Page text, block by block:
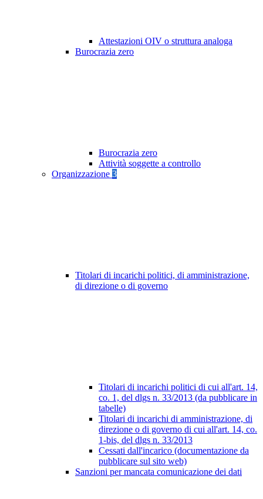
Attestazioni OIV o struttura analoga
Burocrazia zero
Burocrazia zero
Attività soggette a controllo
Organizzazione 3
Titolari di incarichi politici, di amministrazione,
di direzione o di governo
Titolari di incarichi politici di cui all'art. 14,
co. 1, del dlgs n. 33/2013 (da pubblicare in
tabelle)
Titolari di incarichi di amministrazione, di
direzione o di governo di cui all'art. 14, co.
1-bis, del dlgs n. 33/2013
Cessati dall'incarico (documentazione da
pubblicare sul sito web)
Sanzioni per mancata comunicazione dei dati